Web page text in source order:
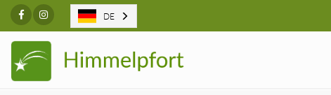
FacebookInstagram DE